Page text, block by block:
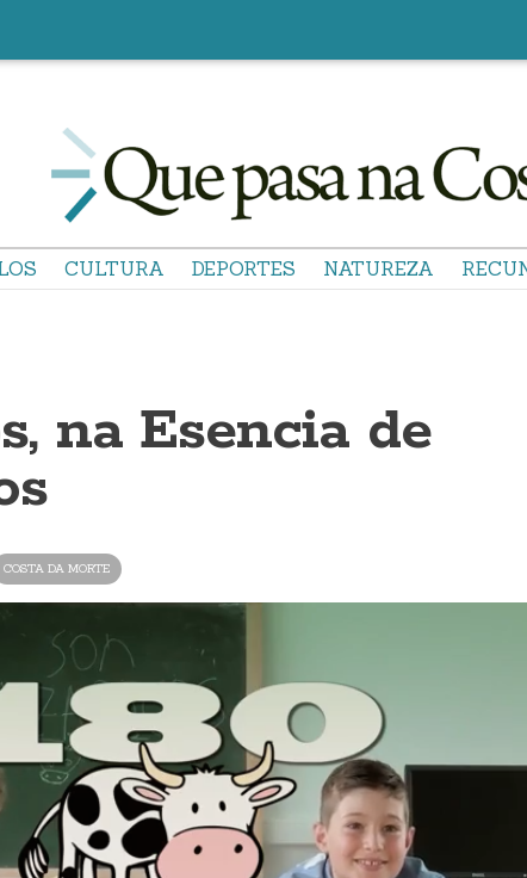
CULTURA DEPORTES NATUREZA
na Esencia de
COSTA DA MORTE